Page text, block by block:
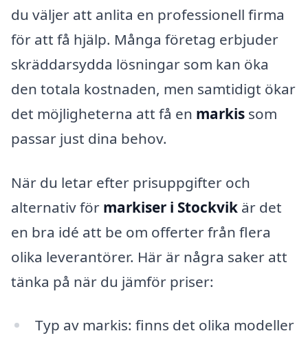
du väljer att anlita en professionell firma
för att få hjälp. Många företag erbjuder
skräddarsydda lösningar som kan öka
den totala kostnaden, men samtidigt ökar
det möjligheterna att få en markis som
passar just dina behov.
När du letar efter prisuppgifter och
alternativ för markiser i Stockvik är det
en bra idé att be om offerter från flera
olika leverantörer. Här är några saker att
tänka på när du jämför priser:
Typ av markis: finns det olika modeller